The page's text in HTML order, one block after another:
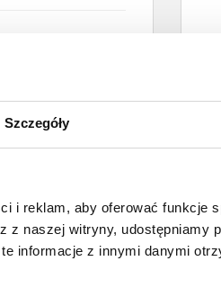
Szczegóły
i reklam, aby oferować funkcje
naszej witryny, udostępniamy
informacje z innymi danymi
Adwokat